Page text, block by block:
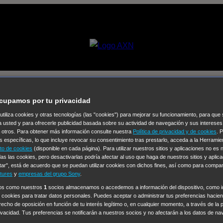
Selecciona un
Colección de Videos
Operación: Huracán House of Cards Despedida Salvaje
en familia Hudson & Rex
Lola High Country Los casos de Susan Ryeland:
Libre de Culpa Morbius NCIS: Nueva Orleans Pandora En
Chicago Fire Monarch Circuito cerrado Alert: Unidad de
por tu privacidad
cookies y otras tecnologías (las "cookies") para mejorar su funcionamiento, para que
usted y para ofrecerle publicidad basada sobre su actividad de navegación y sus
otros. Para obtener más información consulte nuestra Política de privacidad y de cookies .
específicas, lo que incluye revocar su consentimiento tras prestarlo, acceda a la
de cookies (disponible en cada página). Para utilizar nuestros sitios y aplicaciones no es
las cookies, pero desactivarlas podría afectar al uso que haga de nuestros sitios y
está de acuerdo que se puedan utilizar cookies con dichos fines, así como para
y empresas del grupo Sony.
como nuestros 1 socios almacenamos o accedemos a información del dispositivo, como
para tratar datos personales. Puedes aceptar o administrar tus preferencias
de oposición en función de tu interés legítimo o, en cualquier momento, a través de la
Tus preferencias se notificarán a nuestros socios y no afectarán a los datos de